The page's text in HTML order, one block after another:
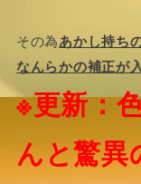
その為あかし持ち
なんらかの補正が
※更新：
んと驚異